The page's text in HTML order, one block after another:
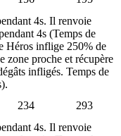
4s. Il renvoie
4s (Temps de
Héros inflige 250% de
zone proche et récupère
infligés. Temps de
234
293
4s. Il renvoie